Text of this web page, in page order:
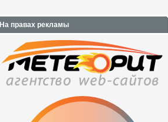
На правах рекламы